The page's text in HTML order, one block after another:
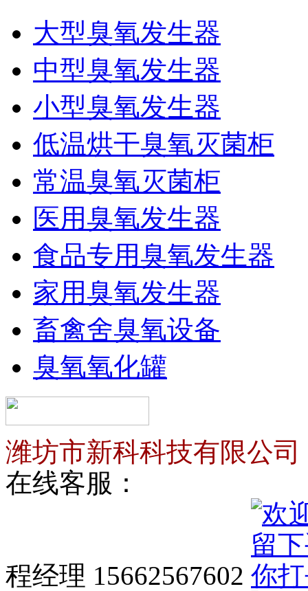
大型臭氧发生器
中型臭氧发生器
小型臭氧发生器
低温烘干臭氧灭菌柜
常温臭氧灭菌柜
医用臭氧发生器
食品专用臭氧发生器
家用臭氧发生器
畜禽舍臭氧设备
臭氧氧化罐
潍坊市新科科技有限公司
在线客服：
程经理 15662567602